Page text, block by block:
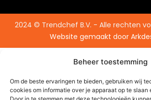
Beheer toestemming
Om de beste ervaringen te bieden, gebruiken wij
cookies om informatie over je apparaat op te slaan
2024 © Trendchef B.V. - Alle rechten
Website gemaakt door